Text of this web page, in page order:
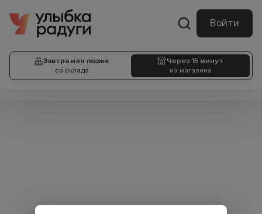
Войти
Завтра или позже
со склада
Через 15 минут
из магазина